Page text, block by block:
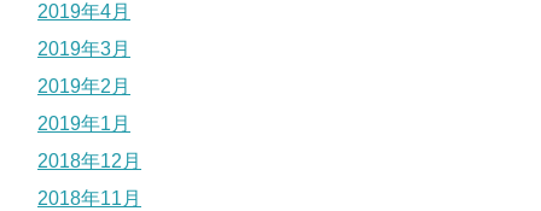
2019年4月
2019年3月
2019年2月
2019年1月
2018年12月
2018年11月